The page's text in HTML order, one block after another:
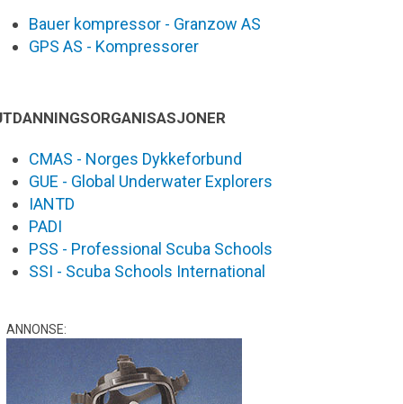
Bauer kompressor - Granzow AS
GPS AS - Kompressorer
CMAS - Norges Dykkeforbund
GUE - Global Underwater Explorers
IANTD
PADI
PSS - Professional Scuba Schools
SSI - Scuba Schools International
ANNONSE: